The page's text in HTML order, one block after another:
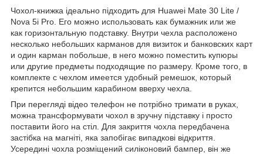
Чохол-книжка ідеально підходить для Huawei Mate 30 Lite /
Nova 5i Pro. Его можно использовать как бумажник или же
как горизонтальную подставку. Внутри чехла расположено
несколько небольших карманов для визиток и банковских карт
и один карман побольше, в него можно поместить купюры
или другие предметы подходящие по размеру. Кроме того, в
комплекте с чехлом имеется удобный ремешок, который
крепится небольшим карабином вверху чехла.
При перегляді відео телефон не потрібно тримати в руках,
можна трансформувати чохол в зручну підставку і просто
поставити його на стіл. Для закриття чохла передбачена
застібка на магніті, яка запобігає випадкові відкриття.
Усередині чохла розміщений силіконовий бампер, він же